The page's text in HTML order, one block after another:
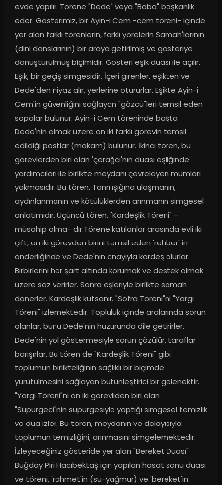
evde yapılır. Törene "Dede" veya "Baba" başkanlık
eder. Gösterimiz, bir Ayin-i Cem -cem töreni- içinde
yer alan farklı törenlerin, farklı yörelerin Samah'larının
(dini danslarının) bir araya getirilmiş ve gösteriye
dönüştürülmüş biçimidir. Gösteri eşik duası ile açılır.
Eşik, bir geçiş simgesidir. İçeri girenler, eşikten ve
Dede'den niyaz alır, yerlerine otururlar. Eşikte Ayin-i
Cem'in güvenliğini sağlayan "gözcü"leri temsil eden
sopalar bulunur. Ayin-i Cem töreninde başta
Dede'nin olmak üzere on iki farklı görevin temsil
edildiği postlar (makam) bulunur. İkinci tören, bu
görevlerden biri olan 'çerağcı'nın duası eşliğinde
yardımcıları ile birlikte meydanı çevreleyen mumları
yakmasıdır. Bu tören, Tanrı ışığına ulaşmanın,
aydınlanmanın ve kötülüklerden arınmanın simgesel
anlatımıdır. Üçüncü tören, "Kardeşlik Töreni" –
müsahip olma- dır.Törene katılanlar arasında evli iki
çift, on iki görevden birini temsil eden 'rehber' in
önderliğinde ve Dede'nin onayıyla kardeş olurlar.
Birbirlerini her şart altında korumak ve destek olmak
üzere söz verirler. Sonra eşleriyle birlikte samah
dönerler. Kardeşlik kutsanır. "Sofra Töreni"ni "Yargı
Töreni" izlemektedir. Topluluk içinde aralarında sorun
olanlar, bunu Dede'nin huzurunda dile getirirler.
Dede'nin yol göstermesiyle sorun çözülür, taraflar
barışırlar. Bu tören de "Kardeşlik Töreni" gibi
toplumun birlikteliğinin sağlıklı bir biçimde
yürütülmesini sağlayan bütünleştirici bir gelenektir.
"Yargı Töreni"ni on iki görevliden biri olan
"Süpürgeci"nin süpürgesiyle yaptığı simgesel temizlik
ve dua izler. Bu tören, meydanın ve dolayısıyla
toplumun temizliğini, arınmasını simgelemektedir.
İzleyeceğiniz gösteride yer alan "Bereket Duası"
Buğday Piri Hacıbektaş için yapılan hasat sonu duası
ve töreni, 'rahmet'in (su-yağmur) ve 'bereket'in